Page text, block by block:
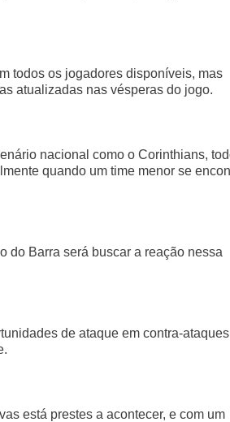
todos os jogadores disponíveis, mas
atualizadas nas vésperas do jogo.
nacional como o Corinthians,
quando um time menor se
do Barra será buscar a reação nessa
de ataque em contra-ataques
está prestes a acontecer, e com um